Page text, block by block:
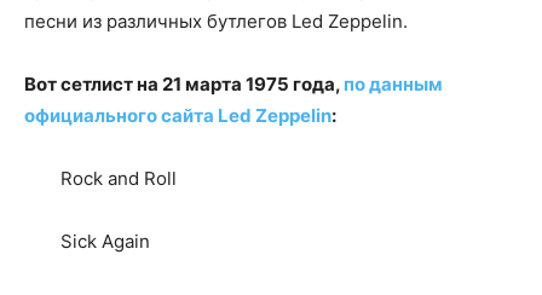
песни из различных бутлегов Led Zeppelin.
Вот сетлист на 21 марта 1975 года, по данным
официального сайта Led Zeppelin:
Rock and Roll
Sick Again